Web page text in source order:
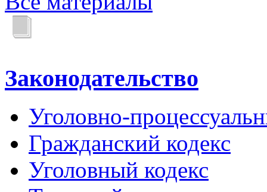
Законодательство
Уголовно-
Гражданский кодекс
Уголовный кодекс